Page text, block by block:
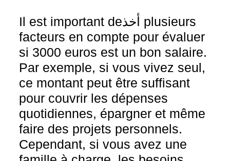
Il est important deأخذ plusieurs
facteurs en compte pour évaluer
si 3000 euros est un bon salaire.
Par exemple, si vous vivez seul,
ce montant peut être suffisant
pour couvrir les dépenses
quotidiennes, épargner et même
faire des projets personnels.
Cependant, si vous avez une